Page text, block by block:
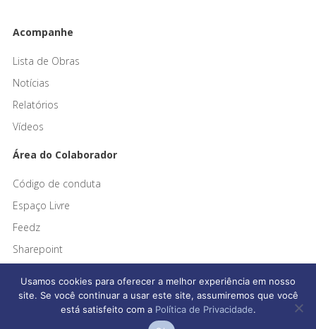
Acompanhe
Lista de Obras
Notícias
Relatórios
Vídeos
Área do Colaborador
Código de conduta
Espaço Livre
Feedz
Sharepoint
Usamos cookies para oferecer a melhor experiência em nosso
site. Se você continuar a usar este site, assumiremos que você
está satisfeito com a Política de Privacidade.